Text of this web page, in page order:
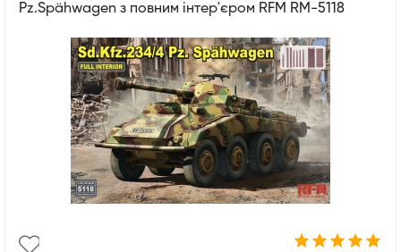
Pz.Spähwagen з повним інтер'єром RFM RM-5118